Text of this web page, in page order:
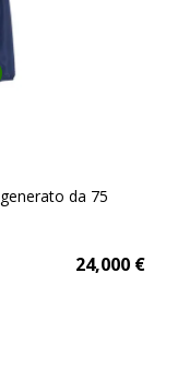
da 75
24,000 €